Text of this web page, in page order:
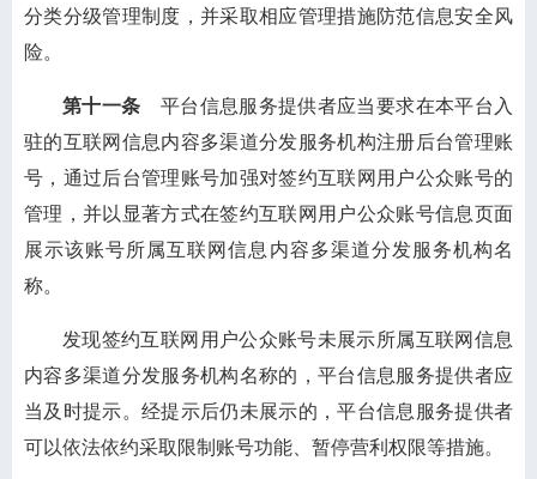
分类分级管理制度，并采取相应管理措施防范信息安全风
险。
第十一条 平台信息服务提供者应当要求在本平台入
驻的互联网信息内容多渠道分发服务机构注册后台管理账
号，通过后台管理账号加强对签约互联网用户公众账号的
管理，并以显著方式在签约互联网用户公众账号信息页面
展示该账号所属互联网信息内容多渠道分发服务机构名
称。
发现签约互联网用户公众账号未展示所属互联网信息
内容多渠道分发服务机构名称的，平台信息服务提供者应
当及时提示。经提示后仍未展示的，平台信息服务提供者
可以依法依约采取限制账号功能、暂停营利权限等措施。